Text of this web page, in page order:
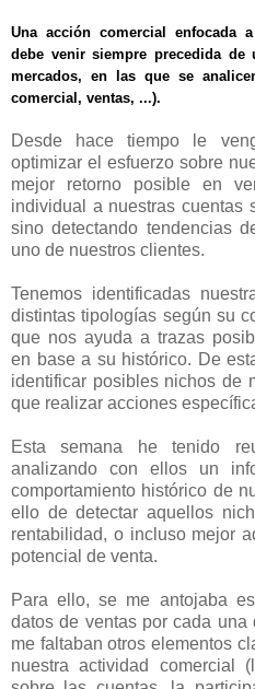
Una acción comercial enfocada
debe venir siempre precedida
mercados, en las que se
comercial, ventas, ...).
Desde hace tiempo le
optimizar el esfuerzo sobre
mejor retorno posible en
individual a nuestras cuentas
sino detectando tendencias
uno de nuestros clientes.
Tenemos identificadas
distintas tipologías según su
que nos ayuda a trazas
en base a su histórico. De
identificar posibles nichos de
que realizar acciones
Esta semana he tenido
analizando con ellos un
comportamiento histórico de
ello de detectar aquellos
rentabilidad, o incluso mejor
potencial de venta.
Para ello, se me antojaba
datos de ventas por cada
me faltaban otros elementos
nuestra actividad comercial